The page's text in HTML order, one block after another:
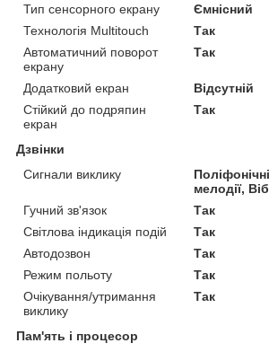
Тип сенсорного екрану
Ємнісний
Технологія Multitouch
Так
Автоматичний поворот
екрану
Так
Додатковий екран
Відсутній
Стійкий до подряпин
екран
Так
Дзвінки
Сигнали виклику
мелодії,
Гучний зв'язок
Так
Світлова індикація подій
Так
Автодозвон
Так
Режим польоту
Так
Очікування/утримання
виклику
Так
Пам'ять і процесор